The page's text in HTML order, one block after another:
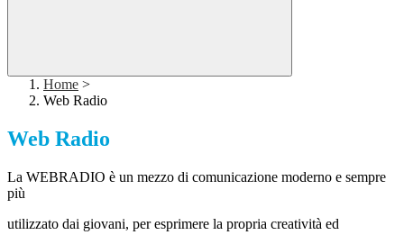
Home >
Web Radio
Web Radio
La WEBRADIO è un mezzo di comunicazione moderno e sempre
più
utilizzato dai giovani, per esprimere la propria creatività ed